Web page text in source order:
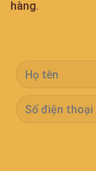
hàng.